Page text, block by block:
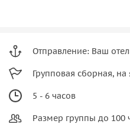
Отправление: Ваш
Групповая сборная, на
5 - 6 часов
Размер группы до 100